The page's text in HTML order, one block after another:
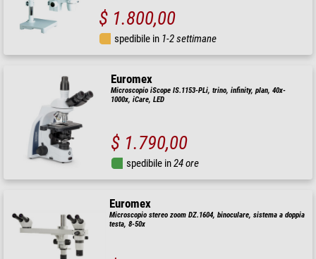
$ 1.800,00
spedibile in 1-2 settimane
Euromex
Microscopio iScope IS.1153-PLi, trino, infinity, plan, 40x-
1000x, iCare, LED
$ 1.790,00
spedibile in24 ore
Euromex
Microscopio stereo zoom DZ.1604, binoculare, sistema a doppia
testa, 8-50x